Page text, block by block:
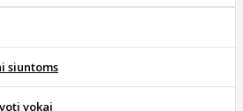
siuntoms
vokai